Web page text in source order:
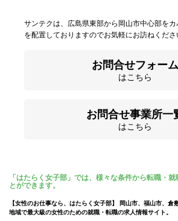
サンテクは、広島県東部から岡山市中心部を
を配置しておりますのでお気軽にお訪ねくださ
お問合せフォーム
はこちら
お問合せ事業所一
はこちら
「はたらく女子部」では、様々な条件から転職・
とができます。
【女性のお仕事なら、はたらく女子部】 岡山市、福山市、倉
地域で最大級の女性のための就職・転職の求人情報サイト。